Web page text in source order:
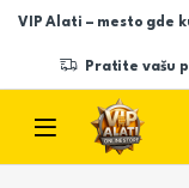
Skip to navigation
Skip to content
VIP Alati – mesto gde
Pratite vašu
Open